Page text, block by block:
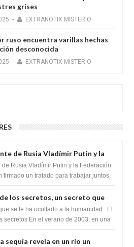
grises
- EXTRANOTIX MISTERIO
ruso encuentra varillas hechas
desconocida
- EXTRANOTIX MISTERIO
de Rusia Vladímir Putin y la
Galactica han firmado un
acabar con los Sionistas?
de Rusia Vladímir Putin y la Federación
firmado un tratado para trabajar juntos,
los secretos, un secreto que
completo el destino de la
se le ha ocultado a la humanidad El
secretos En el verano de 2003, en una
sequía revela en un río un